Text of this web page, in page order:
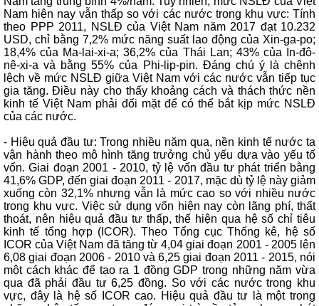
Nam hiện nay vẫn thấp so với các nước trong khu vực: Tính
theo PPP 2011, NSLĐ của Việt Nam năm 2017 đạt 10.232
USD, chỉ bằng 7,2% mức năng suất lao động của Xin-ga-po;
18,4% của Ma-lai-xi-a; 36,2% của Thái Lan; 43% của In-đô-
nê-xi-a và bằng 55% của Phi-lip-pin. Đáng chú ý là chênh
lệch về mức NSLĐ giữa Việt Nam với các nước vẫn tiếp tục
gia tăng. Điều này cho thấy khoảng cách và thách thức nền
kinh tế Việt Nam phải đối mặt để có thể bắt kịp mức NSLĐ
của các nước.
- Hiệu quả đầu tư: Trong nhiều năm qua, nền kinh tế nước ta
vận hành theo mô hình tăng trưởng chủ yếu dựa vào yếu tố
vốn. Giai đoạn 2001 - 2010, tỷ lệ vốn đầu tư phát triển bằng
41,6% GDP, đến giai đoạn 2011 - 2017, mặc dù tỷ lệ này giảm
xuống còn 32,1% nhưng vẫn là mức cao so với nhiều nước
trong khu vực. Việc sử dụng vốn hiện nay còn lãng phí, thất
thoát, nên hiệu quả đầu tư thấp, thể hiện qua hệ số chỉ tiêu
kinh tế tổng hợp (ICOR). Theo Tổng cục Thống kê, hệ số
ICOR của Việt Nam đã tăng từ 4,04 giai đoạn 2001 - 2005 lên
6,08 giai đoạn 2006 - 2010 và 6,25 giai đoạn 2011 - 2015, nói
một cách khác để tạo ra 1 đồng GDP trong những năm vừa
qua đã phải đầu tư 6,25 đồng. So với các nước trong khu
vực, đây là hệ số ICOR cao. Hiệu quả đầu tư là một trong